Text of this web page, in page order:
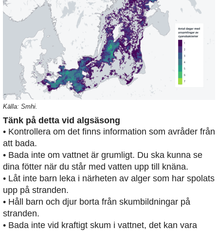
Källa: Smhi.
Tänk på detta vid algsäsong
• Kontrollera om det finns information som avråder från
att bada.
• Bada inte om vattnet är grumligt. Du ska kunna se
dina fötter när du står med vatten upp till knäna.
• Låt inte barn leka i närheten av alger som har spolats
upp på stranden.
• Håll barn och djur borta från skumbildningar på
stranden.
• Bada inte vid kraftigt skum i vattnet, det kan vara